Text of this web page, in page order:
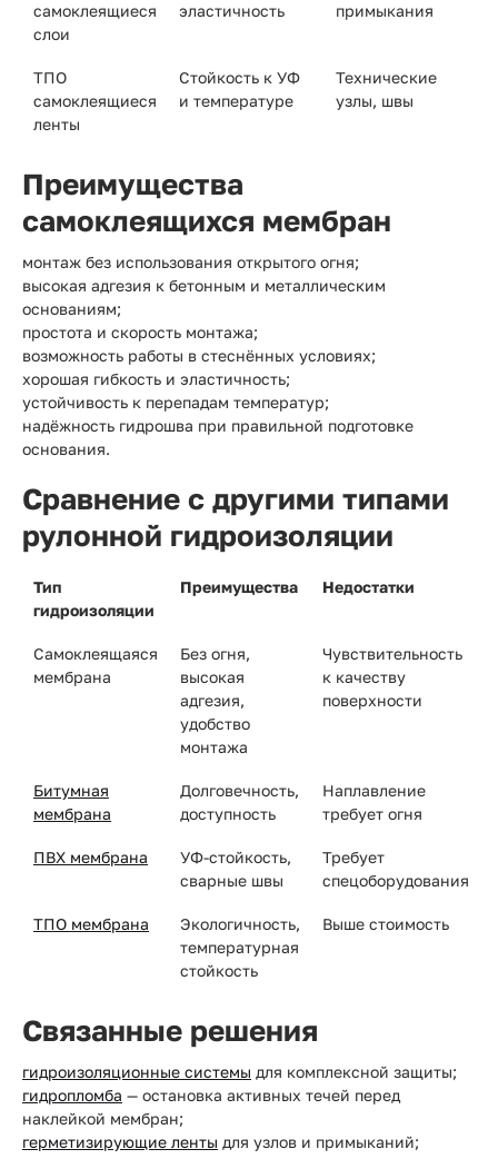
самоклеящиеся
слои
эластичность
примыкания
ТПО
самоклеящиеся
ленты
Стойкость к УФ
и температуре
Технические
узлы, швы
Преимущества
самоклеящихся мембран
монтаж без использования открытого огня;
высокая адгезия к бетонным и металлическим
основаниям;
простота и скорость монтажа;
возможность работы в стеснённых условиях;
хорошая гибкость и эластичность;
устойчивость к перепадам температур;
надёжность гидрошва при правильной подготовке
основания.
Сравнение с другими типами
рулонной гидроизоляции
Тип
гидроизоляции
Преимущества Недостатки
Самоклеящаяся
мембрана
Без огня,
высокая
адгезия,
удобство
монтажа
Чувствительность
к качеству
поверхности
Битумная
мембрана
Долговечность,
доступность
Наплавление
требует огня
ПВХ мембрана
УФ-стойкость,
сварные швы
Требует
спецоборудования
ТПО мембрана
Экологичность,
температурная
стойкость
Выше стоимость
Связанные решения
гидроизоляционные системы для комплексной защиты;
гидропломба — остановка активных течей перед
наклейкой мембран;
герметизирующие ленты для узлов и примыканий;